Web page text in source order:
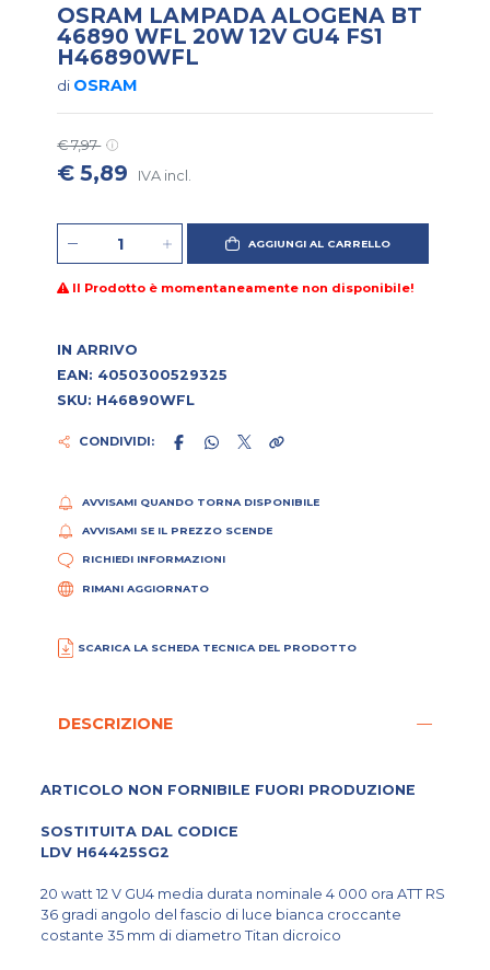
OSRAM LAMPADA ALOGENA BT
46890 WFL 20W 12V GU4 FS1
H46890WFL
di OSRAM
€ 7,97
€ 5,89 IVA incl.
AGGIUNGI AL CARRELLO
Il Prodotto è momentaneamente non disponibile!
IN ARRIVO
EAN: 4050300529325
SKU: H46890WFL
CONDIVIDI:
AVVISAMI QUANDO TORNA DISPONIBILE
AVVISAMI SE IL PREZZO SCENDE
RICHIEDI INFORMAZIONI
RIMANI AGGIORNATO
SCARICA LA SCHEDA TECNICA DEL PRODOTTO
DESCRIZIONE
ARTICOLO NON FORNIBILE FUORI PRODUZIONE
SOSTITUITA DAL CODICE
LDV H64425SG2
20 watt 12 V GU4 media durata nominale 4 000 ora ATT RS
36 gradi angolo del fascio di luce bianca croccante
costante 35 mm di diametro Titan dicroico